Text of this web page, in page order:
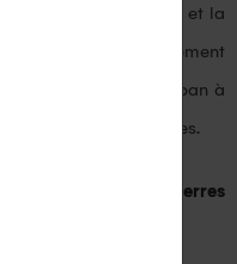
l’une de ses bagues et la
Il est également
à l’aide d’un ruban à
de tailles de bagues.
en matière de pierres